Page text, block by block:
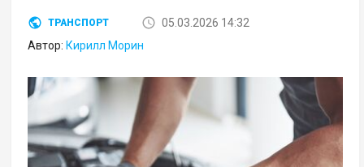
ТРАНСПОРТ
05.03.2026 14:32
Автор: Кирилл Морин